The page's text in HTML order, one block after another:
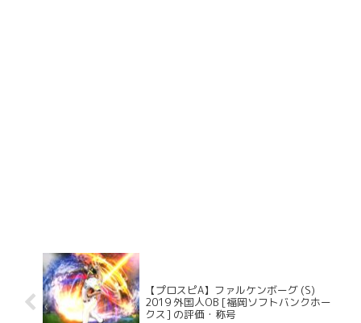
【プロスピA】ファルケンボーグ (S)
2019 外国人OB [福岡ソフトバンクホー
クス] の評価・称号